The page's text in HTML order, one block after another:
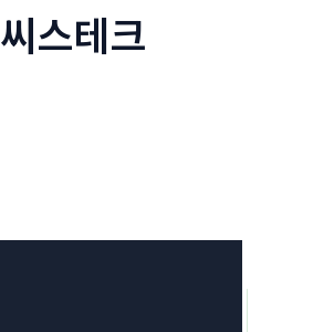
씨스테크